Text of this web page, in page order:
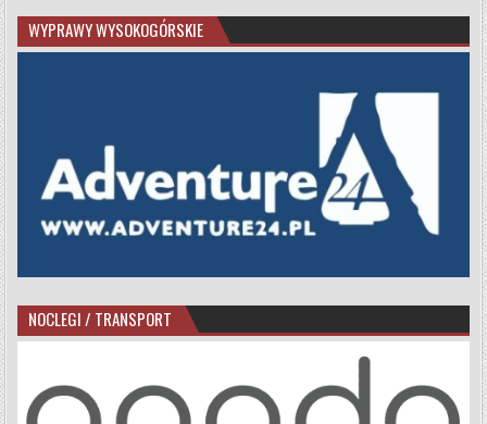
WYPRAWY WYSOKOGÓRSKIE
NOCLEGI / TRANSPORT